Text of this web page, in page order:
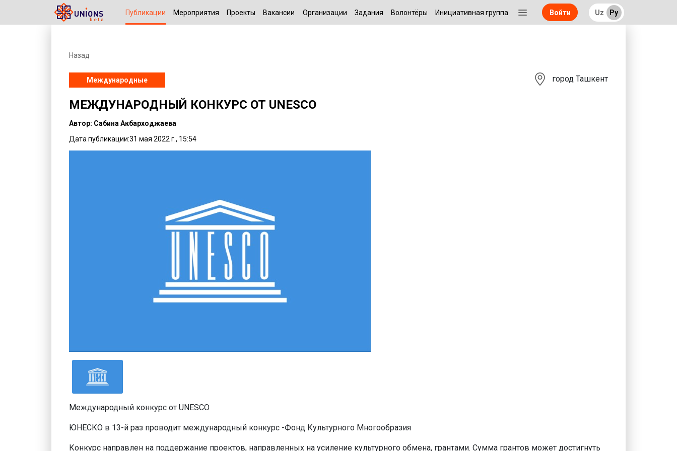
Публикации Мероприятия Проекты Вакансии Организации Задания Волонтёры Инициативная группа Войти Uz Ру
Назад
Международные город Ташкент
МЕЖДУНАРОДНЫЙ КОНКУРС ОТ UNESCO
Автор: Сабина Акбарходжаева
Дата публикации:31 мая 2022 г., 15:54
Международный конкурс от UNESCO
ЮНЕСКО в 13-й раз проводит международный конкурс -Фонд Культурного Многообразия
Конкурс направлен на поддержание проектов, направленных на усиление культурного обмена, грантами. Сумма грантов может достигнуть